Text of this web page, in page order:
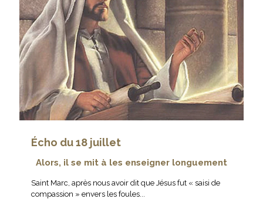
Écho du 18 juillet
Alors, il se mit à les enseigner longuement
Saint Marc, après nous avoir dit que Jésus fut « saisi de
compassion » envers les foules...